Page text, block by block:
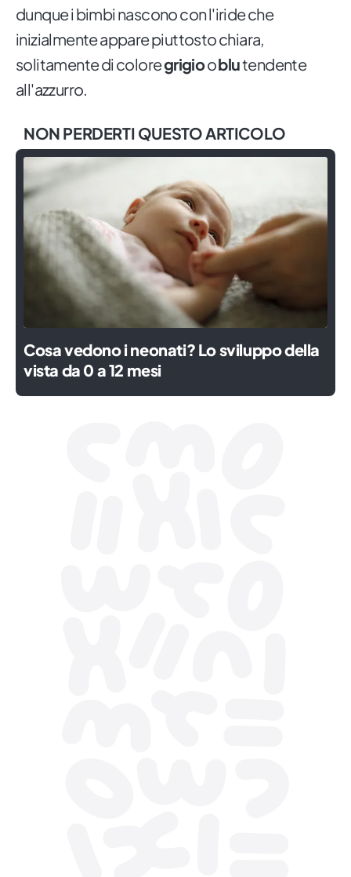
dunque i bimbi nascono con l'iride che
inizialmente appare piuttosto chiara,
solitamente di coloregrigiooblutendente
all'azzurro.
NON PERDERTI QUESTO ARTICOLO
Cosa vedono i neonati? Lo sviluppo della
vista da 0 a 12 mesi